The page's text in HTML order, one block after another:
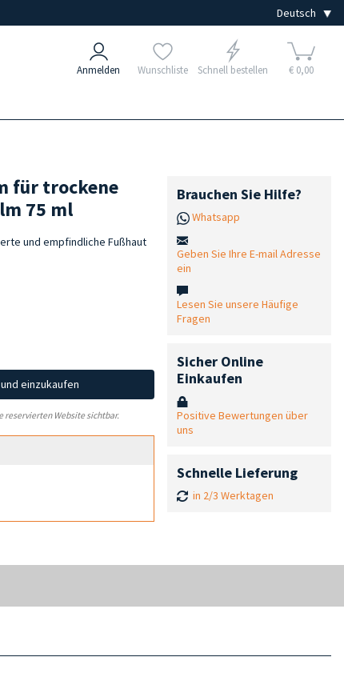
Anmelden Wunschliste Schnell bestellen € 0,00
für trockene
75 ml
und empfindliche Fußhaut
einzukaufen
reservierten Website sichtbar.
Brauchen Sie Hilfe?
Whatsapp
Geben Sie Ihre E-mail Adresse
ein
Lesen Sie unsere Häufige
Fragen
Sicher Online
Einkaufen
Positive Bewertungen über
uns
Schnelle Lieferung
in 2/3 Werktagen